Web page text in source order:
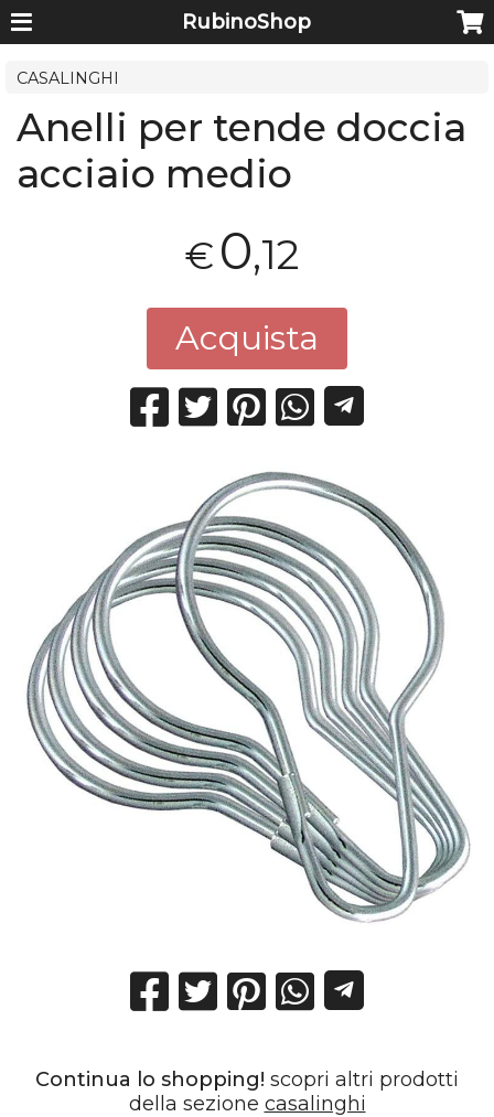
RubinoShop
CASALINGHI
Anelli per tende doccia
acciaio medio
€0,12
Acquista
Continua lo shopping! scopri altri prodotti
della sezione casalinghi